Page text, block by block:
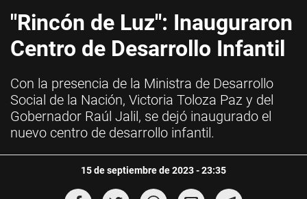
"Rincón de Luz": Inauguraron
Centro de Desarrollo Infantil
Con la presencia de la Ministra de Desarrollo
Social de la Nación, Victoria Toloza Paz y del
Gobernador Raúl Jalil, se dejó inaugurado el
nuevo centro de desarrollo infantil.
15 de septiembre de 2023 - 23:35